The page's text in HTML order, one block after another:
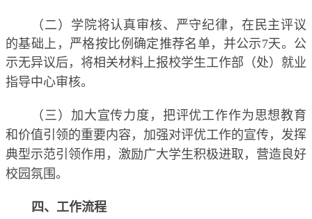
（二）学院将认真审核、严守纪律，在民主评议
的基础上，严格按比例确定推荐名单，并公示7天。公
示无异议后，将相关材料上报校学生工作部（处）就业
指导中心审核。
（三）加大宣传力度，把评优工作作为思想教育
和价值引领的重要内容，加强对评优工作的宣传，发挥
典型示范引领作用，激励广大学生积极进取，营造良好
校园氛围。
四、工作流程